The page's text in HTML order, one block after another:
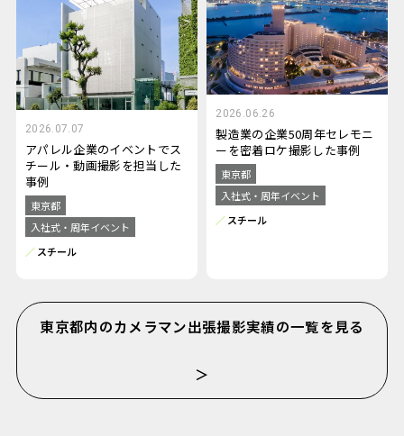
2026.07.07
アパレル企業のイベントでス
チール・動画撮影を担当した
事例
東京都
入社式・周年イベント
スチール
2026.06.26
製造業の企業50周年セレモニ
ーを密着ロケ撮影した事例
東京都
入社式・周年イベント
スチール
東京都内のカメラマン出張撮影実績の一覧を見る
＞